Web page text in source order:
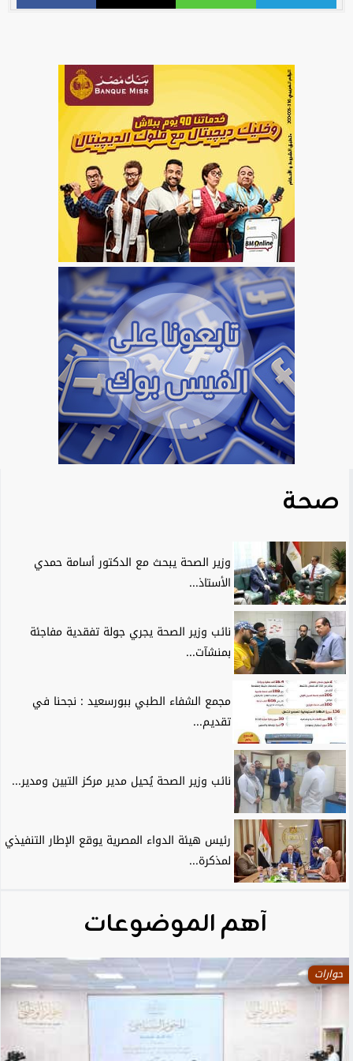
صحة
وزير الصحة يبحث مع الدكتور أسامة حمدي
الأستاذ...
نائب وزير الصحة يجري جولة تفقدية مفاجئة
بمنشآت...
مجمع الشفاء الطبي ببورسعيد : نجحنا في
تقديم...
نائب وزير الصحة يُحيل مدير مركز التبين ومدير...
رئيس هيئة الدواء المصرية يوقع الإطار التنفيذي
لمذكرة...
آهم الموضوعات
حوارات